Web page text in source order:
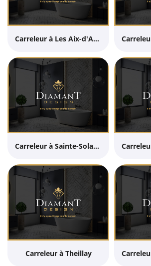
Carreleur à Les Aix-d'Angillon
Carreleur à Sainte-Solange
Carreleur à Theillay